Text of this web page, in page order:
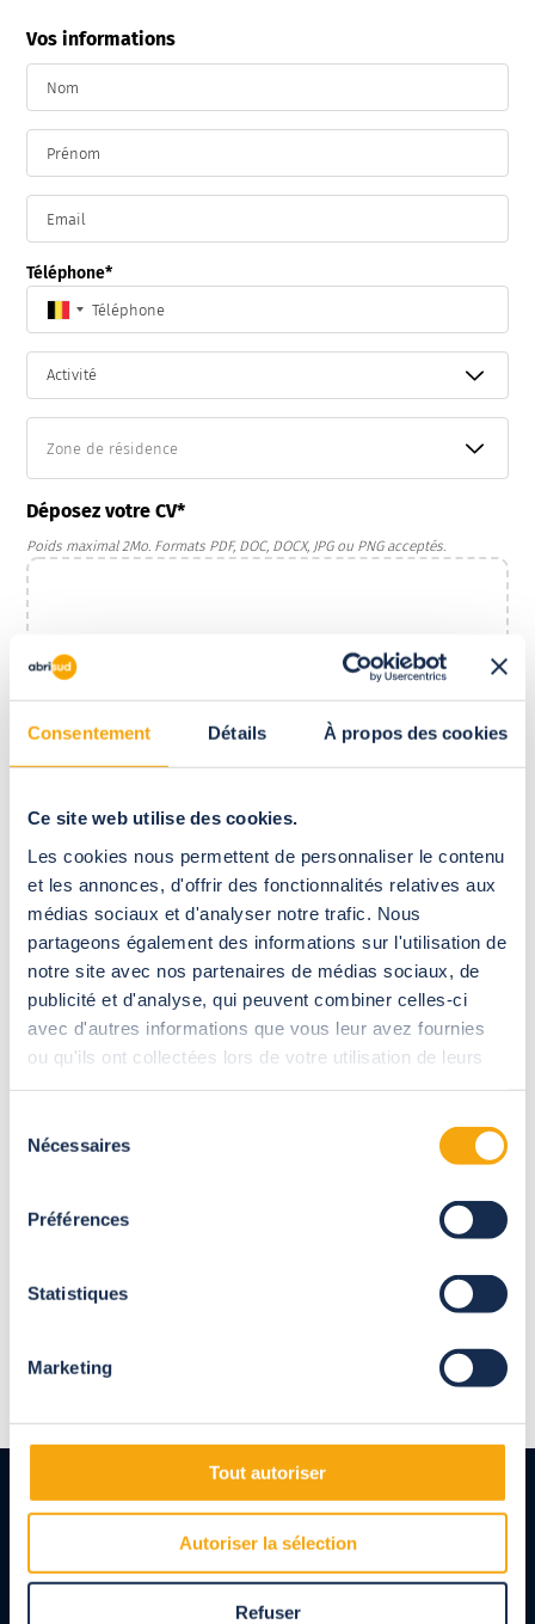
Consentement Détails À propos des cookies
Ce site web utilise des cookies.
Les cookies nous permettent de personnaliser le contenu
et les annonces, d'offrir des fonctionnalités relatives aux
médias sociaux et d'analyser notre trafic. Nous
partageons également des informations sur l'utilisation de
notre site avec nos partenaires de médias sociaux, de
publicité et d'analyse, qui peuvent combiner celles-ci
avec d'autres informations que vous leur avez fournies
ou qu'ils ont collectées lors de votre utilisation de leurs
Nécessaires
Préférences
Statistiques
Marketing
Tout autoriser
Autoriser la sélection
Refuser
Vos informations
Téléphone
Activité
résidence
Déposez votre CV
Poids maximal 2Mo. Formats PDF, DOC, DOCX, JPG ou PNG acceptés.
Déposez votre lettre de motivation
Poids maximal 2Mo. Formats PDF, DOC, DOCX, JPG ou PNG acceptés.
Message
Message
Store Cefiro